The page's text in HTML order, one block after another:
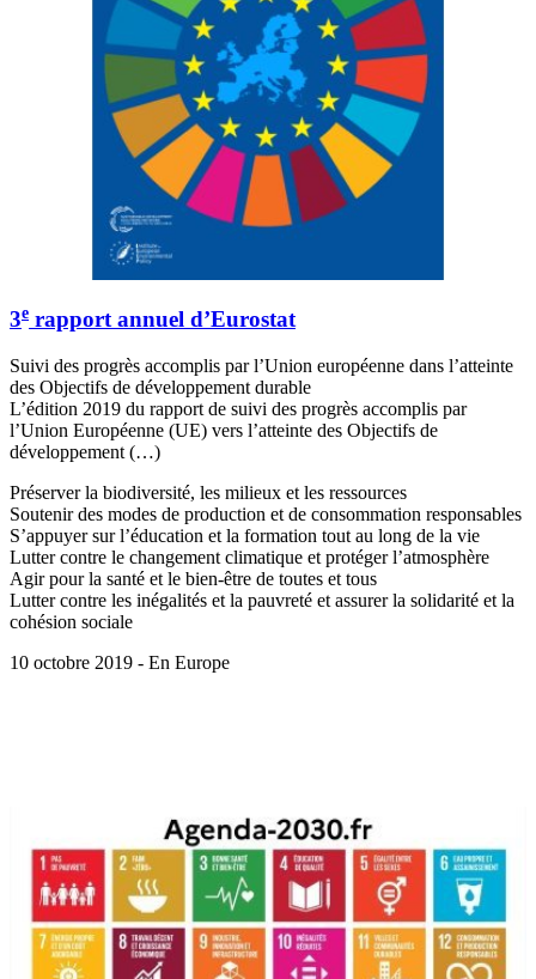
3e rapport annuel d’Eurostat
Suivi des progrès accomplis par l’Union européenne dans l’atteinte
des Objectifs de développement durable
L’édition 2019 du rapport de suivi des progrès accomplis par
l’Union Européenne (UE) vers l’atteinte des Objectifs de
développement (…)
Préserver la biodiversité, les milieux et les ressources
Soutenir des modes de production et de consommation responsables
S’appuyer sur l’éducation et la formation tout au long de la vie
Lutter contre le changement climatique et protéger l’atmosphère
Agir pour la santé et le bien-être de toutes et tous
Lutter contre les inégalités et la pauvreté et assurer la solidarité et la
cohésion sociale
10 octobre 2019 - En Europe